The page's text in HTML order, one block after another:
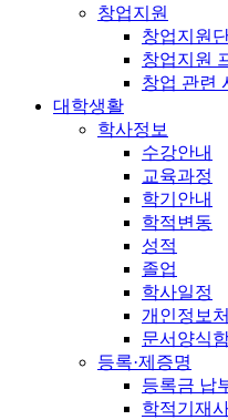
창업지원
창업지원
창업지원
창업 관련
대학생활
학사정보
수강안내
교육과정
학기안내
학적변동
성적
졸업
학사일정
개인정보
문서양식
등록·제증명
등록금 납
학적기재